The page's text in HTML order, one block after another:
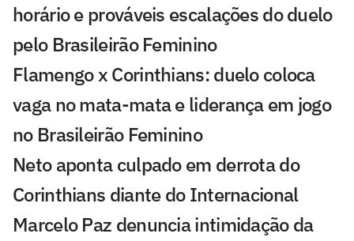
horário e prováveis escalações do duelo
pelo Brasileirão Feminino
Flamengo x Corinthians: duelo coloca
vaga no mata-mata e liderança em jogo
no Brasileirão Feminino
Neto aponta culpado em derrota do
Corinthians diante do Internacional
Marcelo Paz denuncia intimidação da